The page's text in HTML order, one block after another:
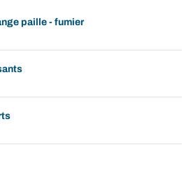
paille - fumier